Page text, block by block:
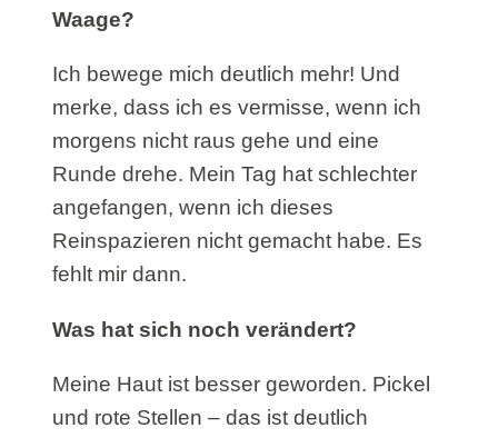
Waage?
Ich bewege mich deutlich mehr! Und
merke, dass ich es vermisse, wenn ich
morgens nicht raus gehe und eine
Runde drehe. Mein Tag hat schlechter
angefangen, wenn ich dieses
Reinspazieren nicht gemacht habe. Es
fehlt mir dann.
Was hat sich noch verändert?
Meine Haut ist besser geworden. Pickel
und rote Stellen – das ist deutlich